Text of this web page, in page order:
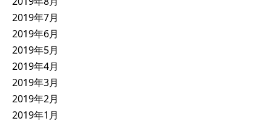
2019年7月
2019年6月
2019年5月
2019年4月
2019年3月
2019年2月
2019年1月